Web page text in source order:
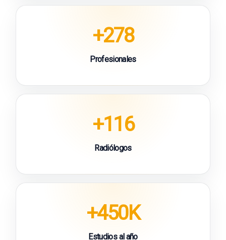
+278
Profesionales
+116
Radiólogos
+450K
Estudios al año